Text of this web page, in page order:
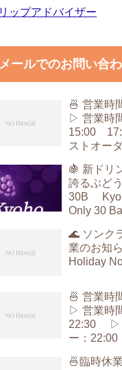
メールでのお問い合
🍜 営業時
▷ 営業時
15:00
ストオー
🍇 新ドリ
誇るぶど
30B
Only 30
🌊 ソンク
業のお知
Holiday
🍜 営業時
▷ 営業時
22:30 ▷
ー：22:00
🍜臨時休